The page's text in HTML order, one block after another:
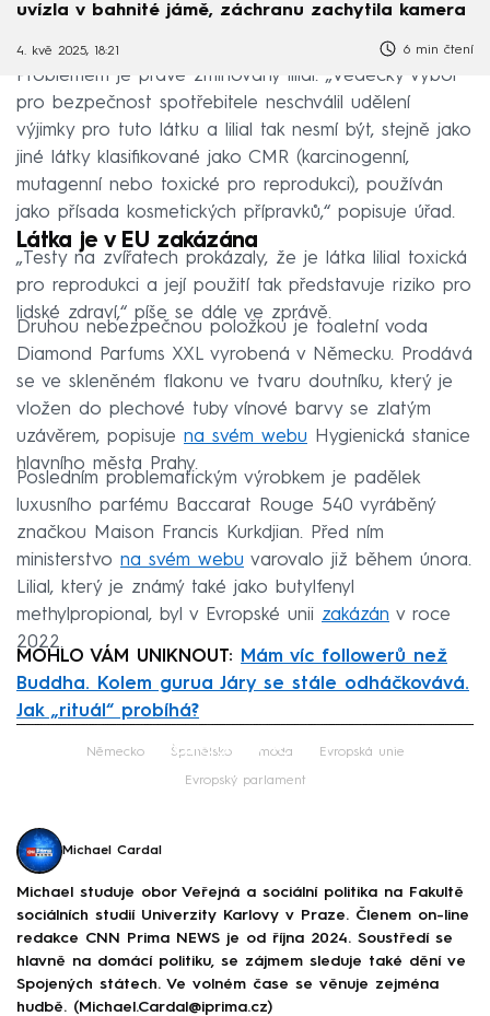
uvízla v bahnité jámě, záchranu zachytila kamera
4. kvě 2025, 18:21 6 min čtení
Problémem je právě zmiňovaný lilial. „Vědecký výbor
pro bezpečnost spotřebitele neschválil udělení
výjimky pro tuto látku a lilial tak nesmí být, stejně jako
jiné látky klasifikované jako CMR (karcinogenní,
mutagenní nebo toxické pro reprodukci), používán
jako přísada kosmetických přípravků,“ popisuje úřad.
Látka je v EU zakázána
„Testy na zvířatech prokázaly, že je látka lilial toxická
pro reprodukci a její použití tak představuje riziko pro
lidské zdraví,“ píše se dále ve zprávě.
Druhou nebezpečnou položkou je toaletní voda
Diamond Parfums XXL vyrobená v Německu. Prodává
se ve skleněném flakonu ve tvaru doutníku, který je
vložen do plechové tuby vínové barvy se zlatým
uzávěrem, popisuje na svém webu Hygienická stanice
hlavního města Prahy.
Posledním problematickým výrobkem je padělek
luxusního parfému Baccarat Rouge 540 vyráběný
značkou Maison Francis Kurkdjian. Před ním
ministerstvo na svém webu varovalo již během února.
Lilial, který je známý také jako butylfenyl
methylpropional, byl v Evropské unii zakázán v roce
2022.
MOHLO VÁM UNIKNOUT:
Mám víc followerů než
Buddha. Kolem gurua Járy se stále odháčkovává.
Jak „rituál“ probíhá?
Failed to fetch
Německo Španělsko móda Evropská unie
Evropský parlament
Michael Cardal
Michael studuje obor Veřejná a sociální politika na Fakultě
sociálních studií Univerzity Karlovy v Praze. Členem on-line
redakce CNN Prima NEWS je od října 2024. Soustředí se
hlavně na domácí politiku, se zájmem sleduje také dění ve
Spojených státech. Ve volném čase se věnuje zejména
hudbě. (Michael.Cardal@iprima.cz)